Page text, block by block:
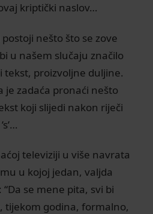
kriptički naslov…
nešto što se zove
u našem slučaju značilo
tekst, proizvoljne duljine.
je zadaća pronaći nešto
koji slijedi nakon riječi
televiziji u više navrata
u kojoj jedan, valjda
se mene pita, svi bi
tijekom godina, formalno,